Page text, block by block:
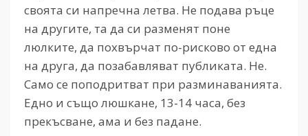
своята си напречна летва. Не подава ръце
на другите, та да си разменят поне
люлките, да похвърчат по-рисково от една
на друга, да позабавляват публиката. Не.
Само се поподритват при разминаванията.
Едно и също люшкане, 13-14 часа, без
прекъсване, ама и без падане.